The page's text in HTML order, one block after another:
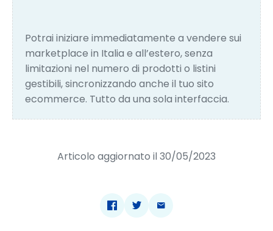
Potrai iniziare immediatamente a vendere sui
marketplace in Italia e all’estero, senza
limitazioni nel numero di prodotti o listini
gestibili, sincronizzando anche il tuo sito
ecommerce. Tutto da una sola interfaccia.
Articolo aggiornato il 30/05/2023